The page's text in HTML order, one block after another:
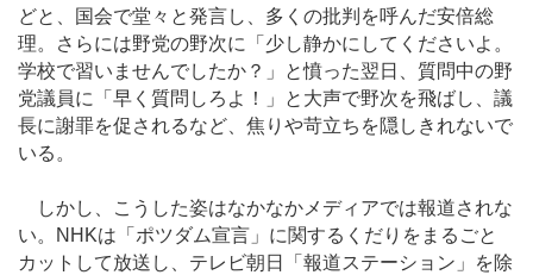
どと、国会で堂々と発言し、多くの批判を呼んだ安倍総
理。さらには野党の野次に「少し静かにしてくださいよ。
学校で習いませんでしたか？」と憤った翌日、質問中の野
党議員に「早く質問しろよ！」と大声で野次を飛ばし、議
長に謝罪を促されるなど、焦りや苛立ちを隠しきれないで
いる。
しかし、こうした姿はなかなかメディアでは報道されな
い。NHKは「ポツダム宣言」に関するくだりをまるごと
カットして放送し、テレビ朝日「報道ステーション」を除